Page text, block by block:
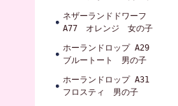
ネザーランドドワーフ
A77 オレンジ 女の子
ホーランドロップ A29
ブルートート 男の子
ホーランドロップ A31
フロスティ 男の子